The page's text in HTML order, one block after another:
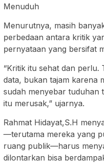
Menuduh
Menurutnya, masih
perbedaan antara kritik
pernyataan yang bersifat
“Kritik itu sehat dan perlu.
data, bukan tajam karena
sudah menyebar
itu merusak,” ujarnya.
Rahmat Hidayat,S.H
—terutama mereka yang
ruang publik—harus
dilontarkan bisa